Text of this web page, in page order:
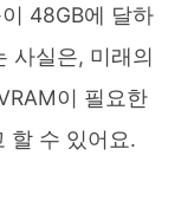
48GB에 달하
사실은, 미래의
이 필요한
할 수 있어요.